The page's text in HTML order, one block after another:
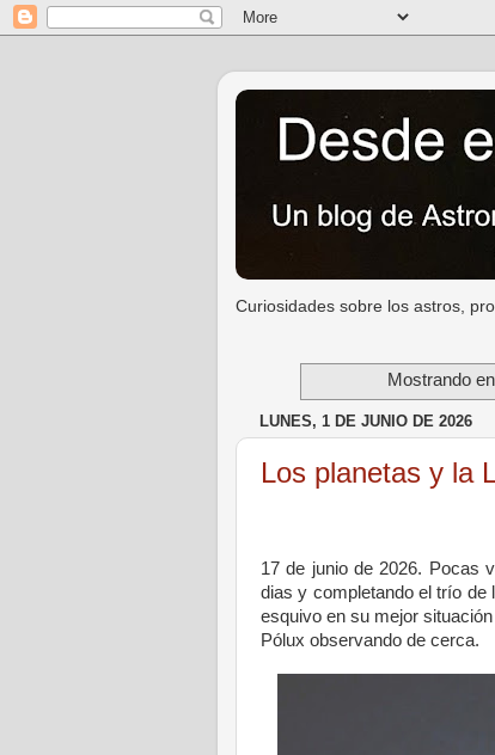
Curiosidades sobre los astros,
Mostrando
LUNES, 1 DE JUNIO DE 2026
Los planetas y la
17 de junio de 2026. Pocas
dias y completando el trío de
esquivo en su mejor
Pólux observando de cerca.